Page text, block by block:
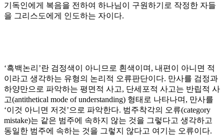
기독인에게 복음을 전하여 하나님이 구원하기로 작정한 자들
을 그리스도에게 인도하는 자이다.
‘흑백논리 ’란 검정색이 아니므로 흰색이며 , 내편이 아니면 적
이라고 생각하는 유형의 논리적 오류판단이다. 만사를 검정과
하양만으로 파악하는 평면적 사고, 단세포적 사고는 반립적 사
고(antithetical mode of understanding) 형태로 나타나며 , 만사를
‘이것 아니면 저것’으로 파악한다. 범주착각의 오류(category
mistake)는 같은 범주에 속하지 않는 것을 그렇다고 생각하고
동일한 범주에 속하는 것을 그렇지 않다고 여기는 오류이다.